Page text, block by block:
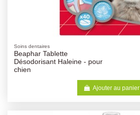
Soins dentaires
Beaphar Tablette
Désodorisant Haleine - pour
chien
Ajouter au panier